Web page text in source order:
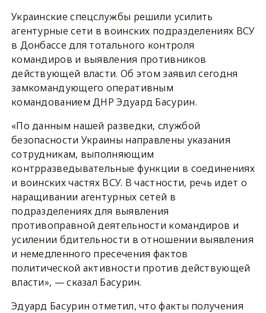
Украинские спецслужбы решили усилить
агентурные сети в воинских подразделениях ВСУ
в Донбассе для тотального контроля
командиров и выявления противников
действующей власти. Об этом заявил сегодня
замкомандующего оперативным
командованием ДНР Эдуард Басурин.
«По данным нашей разведки, службой
безопасности Украины направлены указания
сотрудникам, выполняющим
контрразведывательные функции в соединениях
и воинских частях ВСУ. В частности, речь идет о
наращивании агентурных сетей в
подразделениях для выявления
противоправной деятельности командиров и
усилении бдительности в отношении выявления
и немедленного пресечения фактов
политической активности против действующей
власти», — сказал Басурин.
Эдуард Басурин отметил, что факты получения